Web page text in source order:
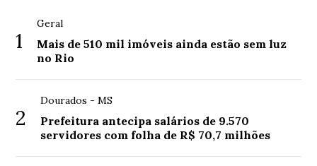
1
Geral
Mais de 510 mil imóveis ainda estão sem luz
no Rio
2
Dourados - MS
Prefeitura antecipa salários de 9.570
servidores com folha de R$ 70,7 milhões